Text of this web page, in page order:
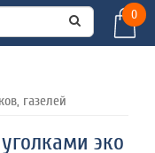
0
газелей
эко